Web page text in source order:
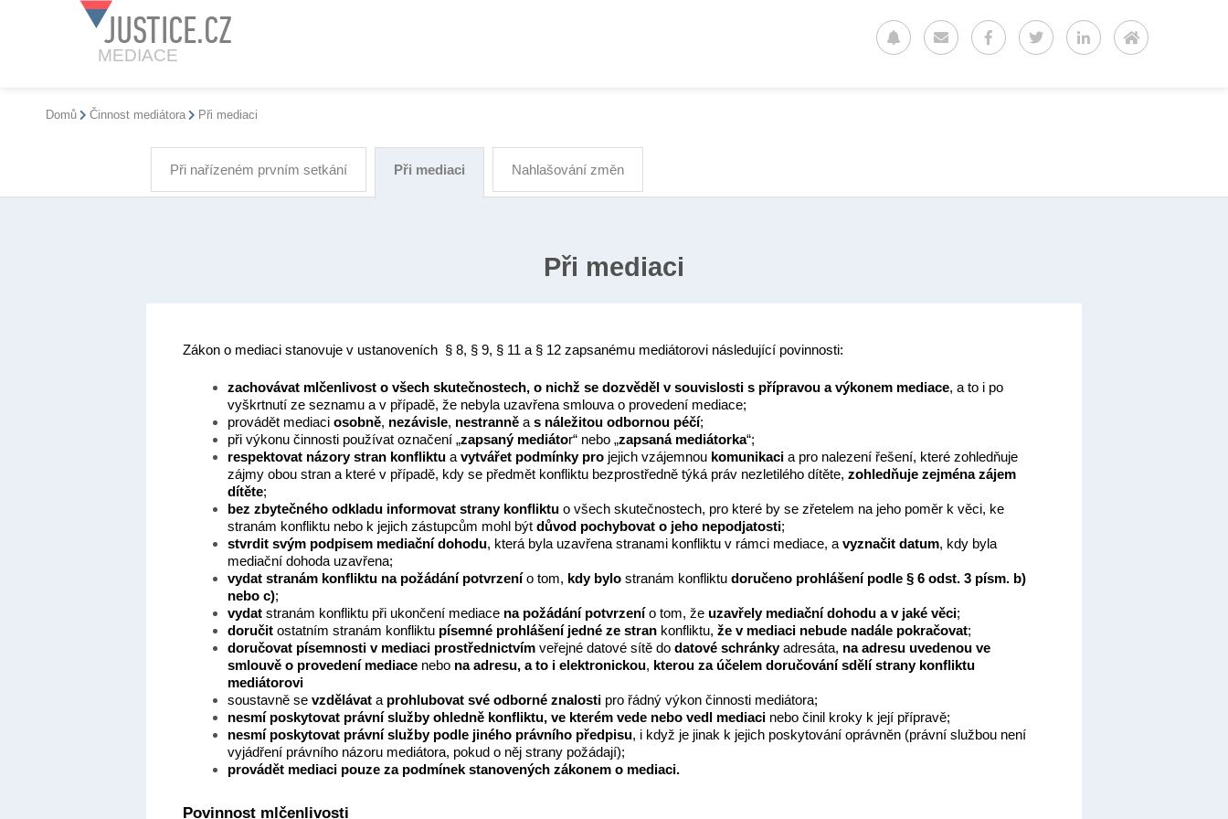
JUSTICE.CZ
MEDIACE
Domů Činnost mediátora Při mediaci
Při nařízeném prvním setkání Při mediaci Nahlašování změn
Při mediaci
Zákon o mediaci stanovuje v ustanoveních § 8, § 9, § 11 a § 12 zapsanému mediátorovi následující povinnosti:
zachovávat mlčenlivost o všech skutečnostech, o nichž se dozvěděl v souvislosti s přípravou a výkonem mediace, a to i po
vyškrtnutí ze seznamu a v případě, že nebyla uzavřena smlouva o provedení mediace;
provádět mediaci osobně, nezávisle, nestranněa s náležitou odbornou péčí;
při výkonu činnosti používat označení „zapsaný mediátor“ nebo „zapsaná mediátorka“;
respektovat názory stran konfliktua vytvářet podmínky projejich vzájemnou komunikacia pro nalezení řešení, které zohledňuje
zájmy obou stran a které v případě, kdy se předmět konfliktu bezprostředně týká práv nezletilého dítěte, zohledňuje zejména zájem
dítěte;
bez zbytečného odkladu informovat strany konfliktuo všech skutečnostech, pro které by se zřetelem na jeho poměr k věci, ke
stranám konfliktu nebo k jejich zástupcům mohl být důvod pochybovat o jeho nepodjatosti;
stvrdit svým podpisem mediační dohodu, která byla uzavřena stranami konfliktu v rámci mediace, a vyznačit datum, kdy byla
mediační dohoda uzavřena;
vydat stranám konfliktu na požádání potvrzenío tom, kdy bylostranám konfliktu doručeno prohlášení podle § 6 odst. 3 písm. b)
nebo c);
vydatstranám konfliktu při ukončení mediace na požádání potvrzenío tom, že uzavřely mediační dohodu a v jaké věci;
doručit ostatním stranám konfliktu písemné prohlášení jedné ze stran konfliktu, že v mediaci nebude nadále pokračovat;
doručovat písemnosti v mediaci prostřednictvímveřejné datové sítě do datové schránkyadresáta, na adresu uvedenou ve
smlouvě o provedení mediacenebo na adresu, a to i elektronickou, kterou za účelem doručování sdělí strany konfliktu
mediátorovi
soustavně se vzdělávata prohlubovat své odborné znalostipro řádný výkon činnosti mediátora;
nesmí poskytovat právní služby ohledně konfliktu, ve kterém vede nebo vedl mediacinebo činil kroky k její přípravě;
nesmí poskytovat právní služby podle jiného právního předpisu, i když je jinak k jejich poskytování oprávněn (právní službou není
vyjádření právního názoru mediátora, pokud o něj strany požádají);
provádět mediaci pouze za podmínek stanovených zákonem o mediaci.
Povinnost mlčenlivosti